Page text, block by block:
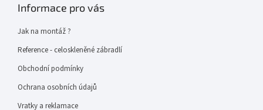
Informace pro vás
Jak na montáž ?
Reference - celoskleněné zábradlí
Obchodní podmínky
Ochrana osobních údajů
Vratky a reklamace